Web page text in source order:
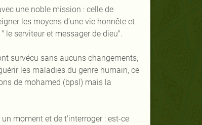
une noble mission : celle de
les moyens d'une vie honnête et
le serviteur et messager de dieu".
survécu sans aucuns changements,
les maladies du genre humain, ce
de mohamed (bpsl) mais la
moment et de t'interroger : est-ce